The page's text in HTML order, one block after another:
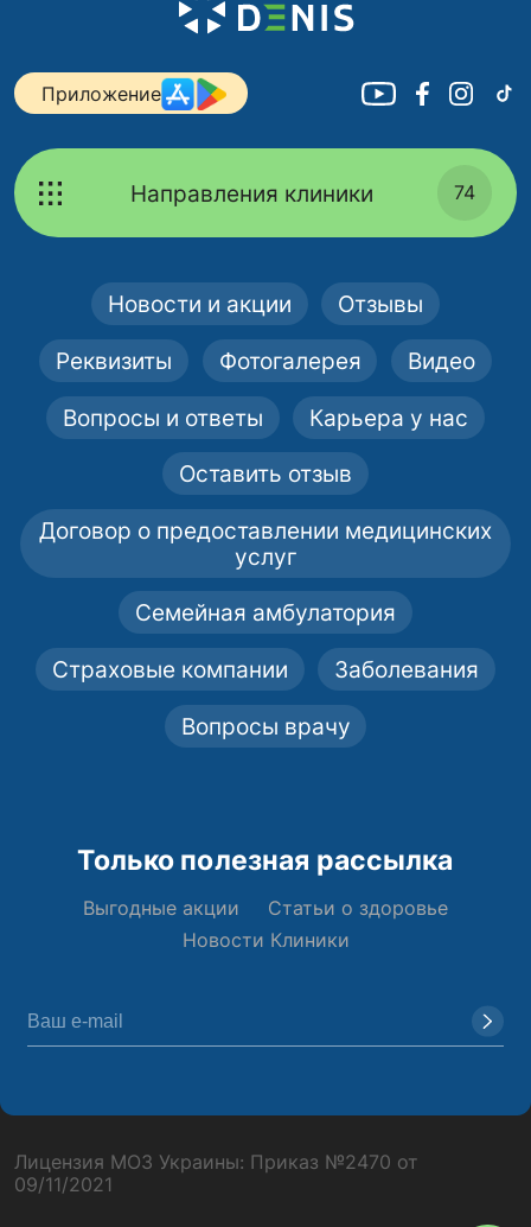
Приложение
Направления клиники 74
Новости и акции Отзывы
Реквизиты Фотогалерея Видео
Вопросы и ответы Карьера у нас
Оставить отзыв
Договор о предоставлении медицинских
услуг
Семейная амбулатория
Страховые компании Заболевания
Вопросы врачу
Только полезная рассылка
Выгодные акции
Статьи о здоровье
Новости Клиники
Лицензия МОЗ Украины: Приказ №2470 от
09/11/2021